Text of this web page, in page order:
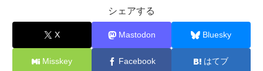
【にじさんじ】ののは、初の後輩コラボ！あゆゆとおはなし
「なかよくなれるかな？！」【8/7(金)20:00】
【VTuber】Google Play初のトーク番組「選抜！推しナイ
ン発表会」発表へ！8名が推しキャラクターの魅力を語り合
う【8/6(木)18:00】
シェアする
X Mastodon Bluesky
Misskey Facebook はてブ